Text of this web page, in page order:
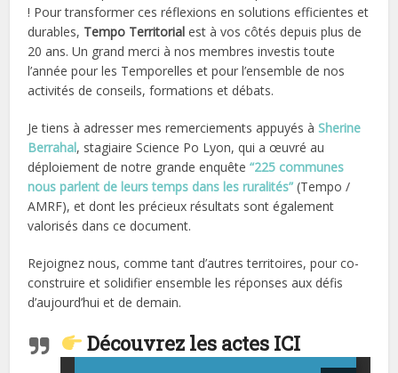
! Pour transformer ces réflexions en solutions efficientes et
durables, Tempo Territorial est à vos côtés depuis plus de
20 ans. Un grand merci à nos membres investis toute
l’année pour les Temporelles et pour l’ensemble de nos
activités de conseils, formations et débats.
Je tiens à adresser mes remerciements appuyés àSherine
Berrahal, stagiaire Science Po Lyon, qui a œuvré au
déploiement de notre grande enquête“225 communes
nous parlent de leurs temps dans les ruralités” (Tempo /
AMRF), et dont les précieux résultats sont également
valorisés dans ce document.
Rejoignez nous, comme tant d’autres territoires, pour co-
construire et solidifier ensemble les réponses aux défis
d’aujourd’hui et de demain.
Découvrez les actes ICI